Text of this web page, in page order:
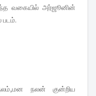
வகையில் அர்ஜூனின்
படம்.
நலன் குன்றிய